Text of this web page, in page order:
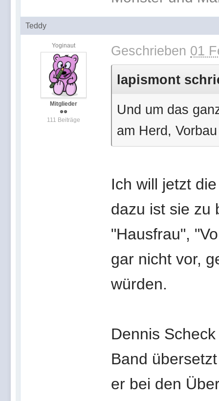
Teddy
Yoginaut
Mitglieder
111 Beiträge
Geschrieben 01
lapismont
Und um das
am Herd,
Ich will jetzt
dazu ist sie zu
"Hausfrau",
gar nicht vor,
würden.
Dennis
Band
er bei den